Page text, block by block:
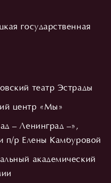
государственная
театр Эстрады
центр «Мы»
– Ленинград –»,
п/р Елены Камбуровой
академический